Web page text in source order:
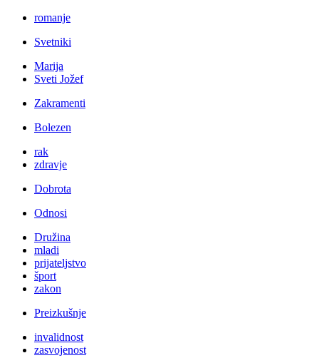
romanje
Svetniki
Marija
Sveti Jožef
Zakramenti
Bolezen
rak
zdravje
Dobrota
Odnosi
Družina
mladi
prijateljstvo
šport
zakon
Preizkušnje
invalidnost
zasvojenost